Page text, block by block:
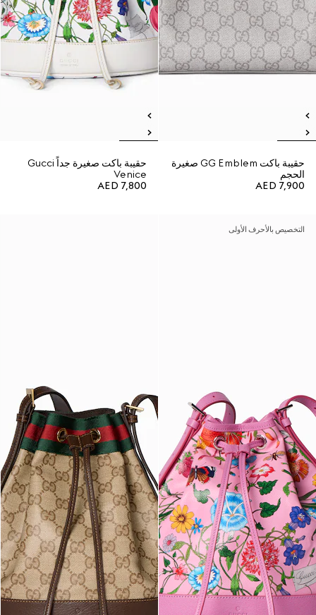
حقيبة باكت GG Emblem صغيرة
الحجم
AED 7,900
حقيبة باكت صغيرة جداً Gucci
Venice
AED 7,800
التخصيص بالأحرف الأولى